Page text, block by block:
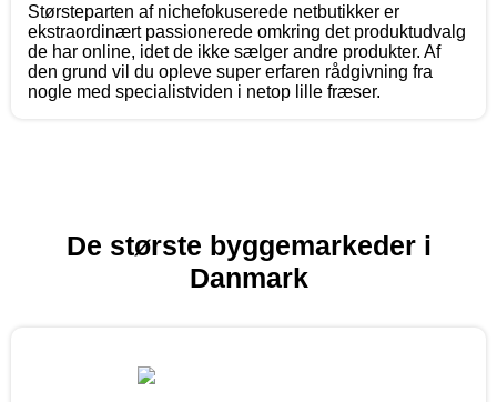
Størsteparten af nichefokuserede netbutikker er
ekstraordinært passionerede omkring det produktudvalg
de har online, idet de ikke sælger andre produkter. Af
den grund vil du opleve super erfaren rådgivning fra
nogle med specialistviden i netop lille fræser.
De største byggemarkeder i
Danmark